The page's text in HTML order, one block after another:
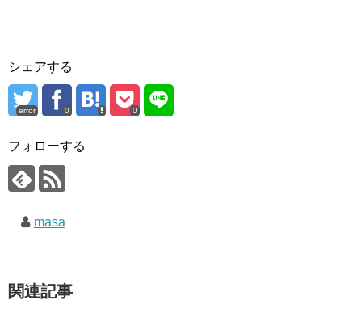
シェアする
error 0 0
フォローする
masa
関連記事